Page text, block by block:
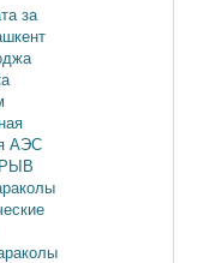
за
АЭС